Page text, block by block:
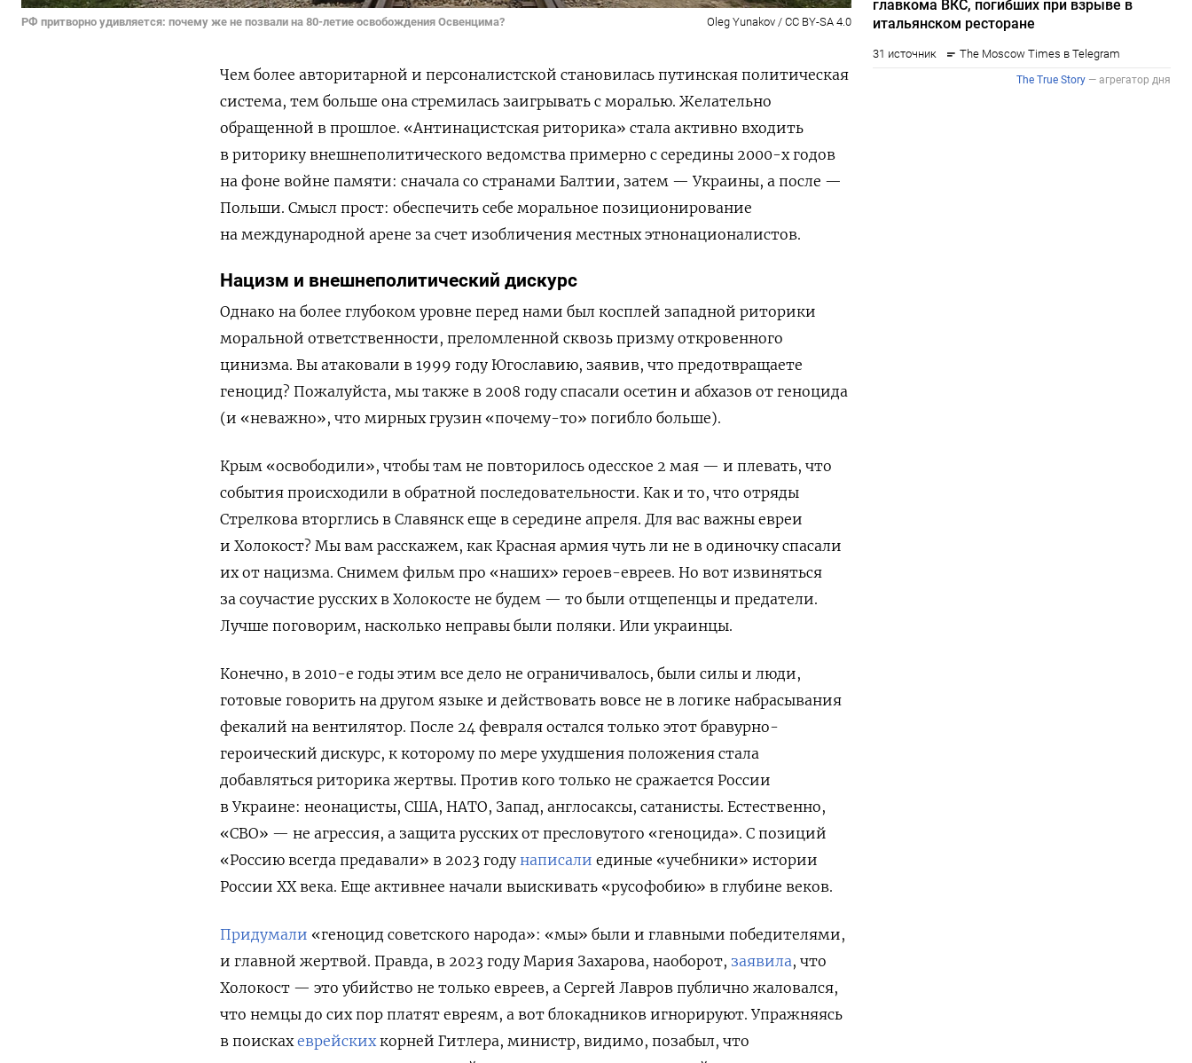
РФ притворно удивляется: почему же не позвали на 80-летие освобождения Освенцима? Oleg Yunakov / CC BY-SA 4.0
Чем более авторитарной и персоналистской становилась путинская политическая
система, тем больше она стремилась заигрывать с моралью. Желательно
обращенной в прошлое. «Антинацистская риторика» стала активно входить
в риторику внешнеполитического ведомства примерно с середины 2000-х годов
на фоне войне памяти: сначала со странами Балтии, затем — Украины, а после —
Польши. Смысл прост: обеспечить себе моральное позиционирование
на международной арене за счет изобличения местных этнонационалистов.
Нацизм и внешнеполитический дискурс
Однако на более глубоком уровне перед нами был косплей западной риторики
моральной ответственности, преломленной сквозь призму откровенного
цинизма. Вы атаковали в 1999 году Югославию, заявив, что предотвращаете
геноцид? Пожалуйста, мы также в 2008 году спасали осетин и абхазов от геноцида
(и «неважно», что мирных грузин «почему-то» погибло больше).
Крым «освободили», чтобы там не повторилось одесское 2 мая — и плевать, что
события происходили в обратной последовательности. Как и то, что отряды
Стрелкова вторглись в Славянск еще в середине апреля. Для вас важны евреи
и Холокост? Мы вам расскажем, как Красная армия чуть ли не в одиночку спасали
их от нацизма. Снимем фильм про «наших» героев-евреев. Но вот извиняться
за соучастие русских в Холокосте не будем — то были отщепенцы и предатели.
Лучше поговорим, насколько неправы были поляки. Или украинцы.
Конечно, в 2010-е годы этим все дело не ограничивалось, были силы и люди,
готовые говорить на другом языке и действовать вовсе не в логике набрасывания
фекалий на вентилятор. После 24 февраля остался только этот бравурно-
героический дискурс, к которому по мере ухудшения положения стала
добавляться риторика жертвы. Против кого только не сражается России
в Украине: неонацисты, США, НАТО, Запад, англосаксы, сатанисты. Естественно,
«СВО» — не агрессия, а защита русских от пресловутого «геноцида». С позиций
«Россию всегда предавали» в 2023 году написали единые «учебники» истории
России XX века. Еще активнее начали выискивать «русофобию» в глубине веков.
Придумали «геноцид советского народа»: «мы» были и главными победителями,
и главной жертвой. Правда, в 2023 году Мария Захарова, наоборот, заявила, что
Холокост — это убийство не только евреев, а Сергей Лавров публично жаловался,
что немцы до сих пор платят евреям, а вот блокадников игнорируют. Упражняясь
в поискахеврейскихкорней Гитлера, министр, видимо, позабыл, что